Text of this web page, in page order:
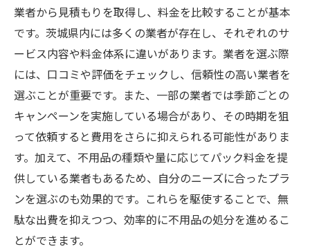
エコを意識した不用品回収の方法と考え方
茨城県で簡単に始められるリサイクル活動
持続可能な一人暮らしを支える不用品回収
の役割
環境に優しい不用品回収業者の選び方
リサイクル品の販売や寄付で社会貢献を考
える
不用品回収を通して得られる環境への意識
改革
一人暮らしをスタートするあなたへ不用品回収
で快適な生活を
業者から見積もりを取得し、料金を比較することが基本
です。茨城県内には多くの業者が存在し、それぞれのサ
ービス内容や料金体系に違いがあります。業者を選ぶ際
には、口コミや評価をチェックし、信頼性の高い業者を
選ぶことが重要です。また、一部の業者では季節ごとの
キャンペーンを実施している場合があり、その時期を狙
って依頼すると費用をさらに抑えられる可能性がありま
す。加えて、不用品の種類や量に応じてパック料金を提
供している業者もあるため、自分のニーズに合ったプラ
ンを選ぶのも効果的です。これらを駆使することで、無
駄な出費を抑えつつ、効率的に不用品の処分を進めるこ
とができます。